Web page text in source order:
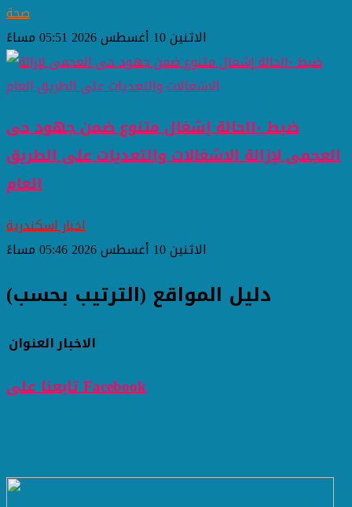
صحة
الاثنين 10 أغسطس 2026 05:51 مساءً
ضبط ١١٠حالة إشغال متنوع ضمن جهود حى
العجمى لإزالة الاشغالات والتعديات على الطريق
العام
اخبار اسكندرية
الاثنين 10 أغسطس 2026 05:46 مساءً
دليل المواقع (الترتيب بحسب)
العنوانالاخبار
تابعنا على Facebook